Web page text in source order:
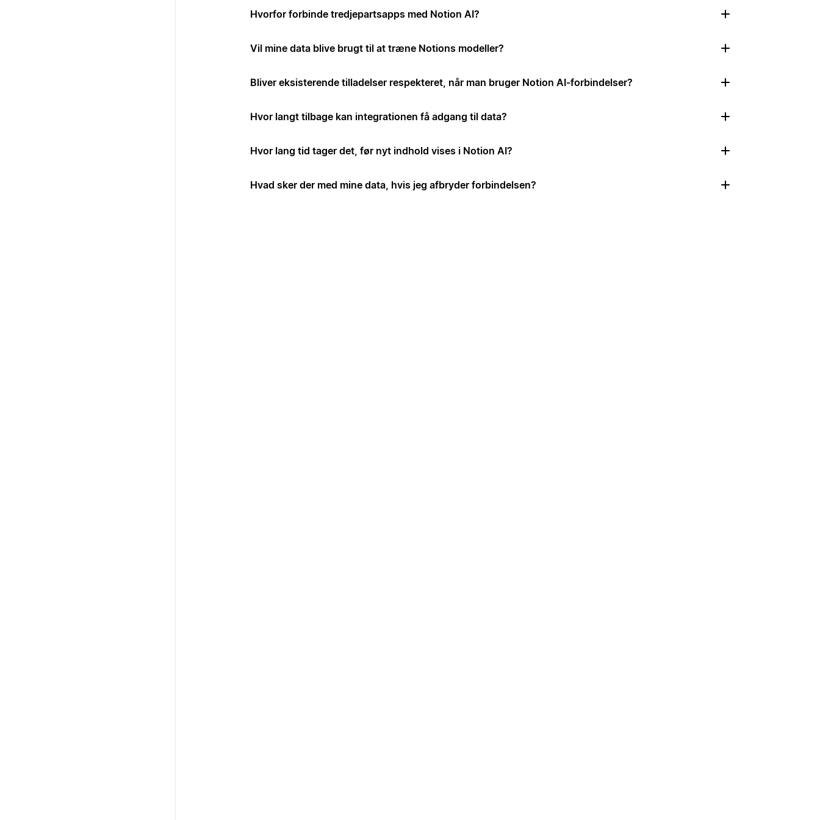
Hvorfor forbinde tredjepartsapps med Notion AI?
Vil mine data blive brugt til at træne Notions modeller?
Bliver eksisterende tilladelser respekteret, når man bruger Notion AI-forbindelser?
Hvor langt tilbage kan integrationen få adgang til data?
Hvor lang tid tager det, før nyt indhold vises i Notion AI?
Hvad sker der med mine data, hvis jeg afbryder forbindelsen?